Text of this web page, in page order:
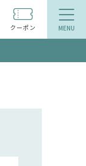
クーポン